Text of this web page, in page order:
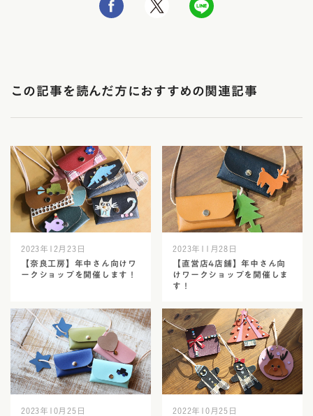
この記事を読んだ方におすすめの関連記事
2023年12月23日
【奈良工房】年中さん向けワ
ークショップを開催します！
2023年11月28日
【直営店4店舗】年中さん向
けワークショップを開催しま
す！
2023年10月25日
2022年10月25日